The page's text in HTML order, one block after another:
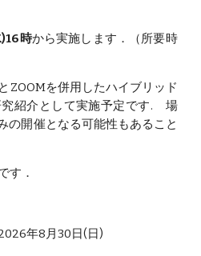
時から実施します．（所要時
ZOOMを併用したハイブリッド
紹介として実施予定です. 場
の開催となる可能性もあること
す．
年8月30日(日)